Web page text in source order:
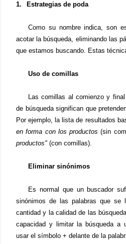
1. Estrategias de poda
Como su nombre indica, son
acotar la búsqueda, eliminando las
que estamos buscando. Estas
Uso de comillas
Las comillas al comienzo y
de búsqueda significan que
Por ejemplo, la lista de resultados
en forma con los productos(sin
productos" (con comillas).
Eliminar sinónimos
Es normal que un buscador
sinónimos de las palabras que se
cantidad y la calidad de las
capacidad y limitar la búsqueda a
usar el símbolo + delante de la